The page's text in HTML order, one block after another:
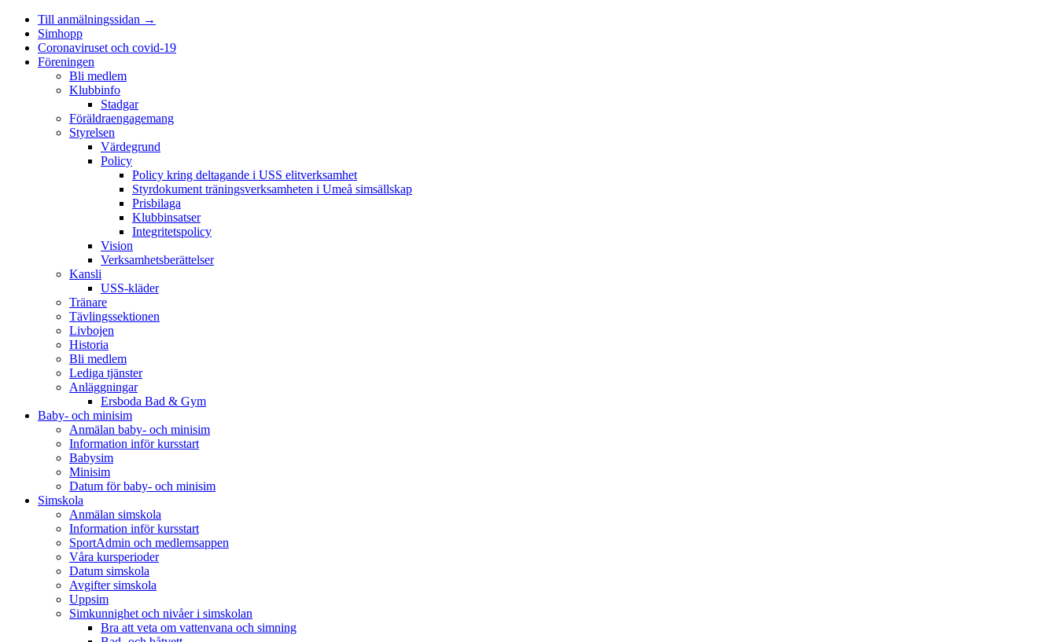
Till anmälningssidan →
Simhopp
Coronaviruset och covid-19
Föreningen
Bli medlem
Klubbinfo
Stadgar
Föräldraengagemang
Styrelsen
Värdegrund
Policy
Policy kring deltagande i USS elitverksamhet
Styrdokument träningsverksamheten i Umeå simsällskap
Prisbilaga
Klubbinsatser
Integritetspolicy
Vision
Verksamhetsberättelser
Kansli
USS-kläder
Tränare
Tävlingssektionen
Livbojen
Historia
Bli medlem
Lediga tjänster
Anläggningar
Ersboda Bad & Gym
Baby- och minisim
Anmälan baby- och minisim
Information inför kursstart
Babysim
Minisim
Datum för baby- och minisim
Simskola
Anmälan simskola
Information inför kursstart
SportAdmin och medlemsappen
Våra kursperioder
Datum simskola
Avgifter simskola
Uppsim
Simkunnighet och nivåer i simskolan
Bra att veta om vattenvana och simning